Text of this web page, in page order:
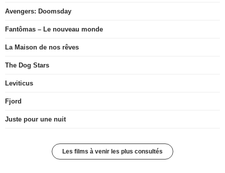
Avengers: Doomsday
Fantômas – Le nouveau monde
La Maison de nos rêves
The Dog Stars
Leviticus
Fjord
Juste pour une nuit
Les films à venir les plus consultés